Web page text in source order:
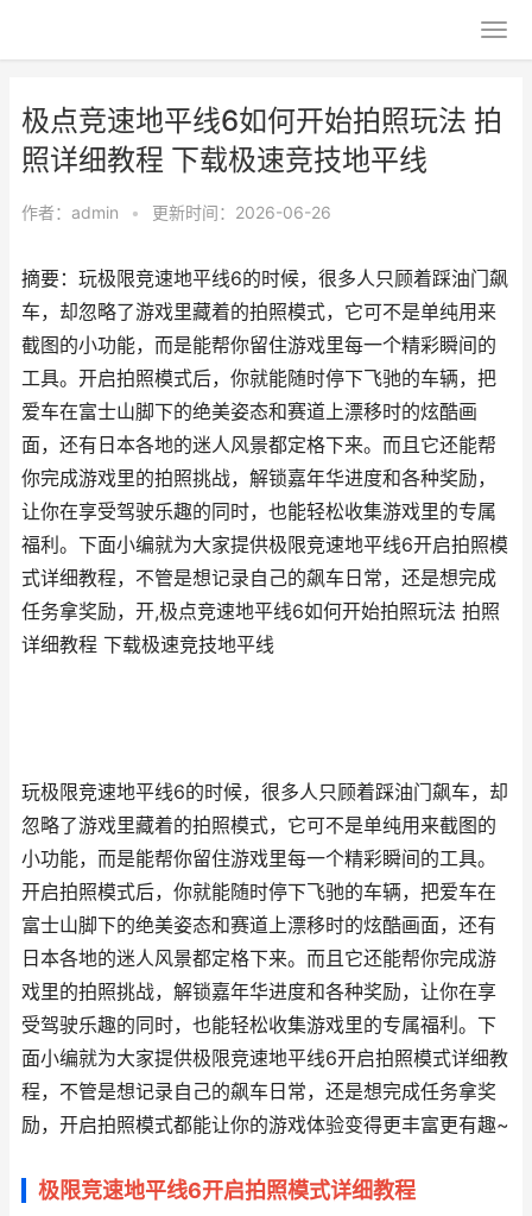
极点竞速地平线6如何开始拍照玩法 拍
照详细教程 下载极速竞技地平线
作者： admin • 更新时间：2026-06-26
摘要：玩极限竞速地平线6的时候，很多人只顾着踩油门飙
车，却忽略了游戏里藏着的拍照模式，它可不是单纯用来
截图的小功能，而是能帮你留住游戏里每一个精彩瞬间的
工具。开启拍照模式后，你就能随时停下飞驰的车辆，把
爱车在富士山脚下的绝美姿态和赛道上漂移时的炫酷画
面，还有日本各地的迷人风景都定格下来。而且它还能帮
你完成游戏里的拍照挑战，解锁嘉年华进度和各种奖励，
让你在享受驾驶乐趣的同时，也能轻松收集游戏里的专属
福利。下面小编就为大家提供极限竞速地平线6开启拍照模
式详细教程，不管是想记录自己的飙车日常，还是想完成
任务拿奖励，开,极点竞速地平线6如何开始拍照玩法 拍照
详细教程 下载极速竞技地平线
玩极限竞速地平线6的时候，很多人只顾着踩油门飙车，却
忽略了游戏里藏着的拍照模式，它可不是单纯用来截图的
小功能，而是能帮你留住游戏里每一个精彩瞬间的工具。
开启拍照模式后，你就能随时停下飞驰的车辆，把爱车在
富士山脚下的绝美姿态和赛道上漂移时的炫酷画面，还有
日本各地的迷人风景都定格下来。而且它还能帮你完成游
戏里的拍照挑战，解锁嘉年华进度和各种奖励，让你在享
受驾驶乐趣的同时，也能轻松收集游戏里的专属福利。下
面小编就为大家提供极限竞速地平线6开启拍照模式详细教
程，不管是想记录自己的飙车日常，还是想完成任务拿奖
励，开启拍照模式都能让你的游戏体验变得更丰富更有趣~
极限竞速地平线6开启拍照模式详细教程